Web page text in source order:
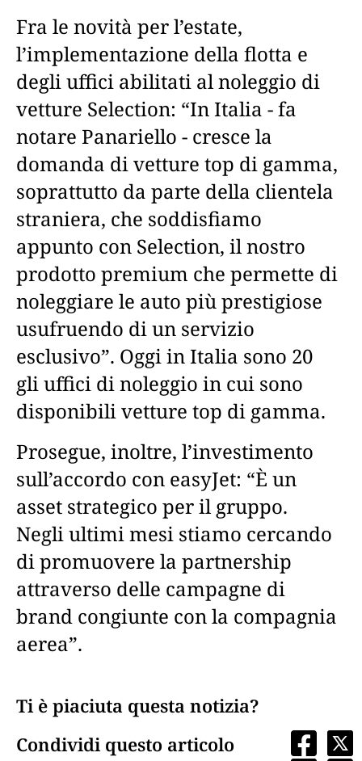
Fra le novità per l’estate,
l’implementazione della flotta e
degli uffici abilitati al noleggio di
vetture Selection: “In Italia - fa
notare Panariello - cresce la
domanda di vetture top di gamma,
soprattutto da parte della clientela
straniera, che soddisfiamo
appunto con Selection, il nostro
prodotto premium che permette di
noleggiare le auto più prestigiose
usufruendo di un servizio
esclusivo”. Oggi in Italia sono 20
gli uffici di noleggio in cui sono
disponibili vetture top di gamma.
Prosegue, inoltre, l’investimento
sull’accordo con easyJet: “È un
asset strategico per il gruppo.
Negli ultimi mesi stiamo cercando
di promuovere la partnership
attraverso delle campagne di
brand congiunte con la compagnia
aerea”.
Ti è piaciuta questa notizia?
Condividi questo articolo